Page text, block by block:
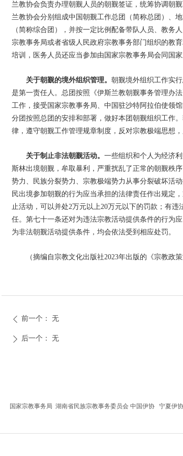
兰教协会负责办理朝觐人员的朝觐签证，统筹协调朝
兰教协会分别组成中国朝觐工作总团（简称总团）、
（简称综合团），并按一定比例配备带队人员、教务
宗教事务局或者省级人民政府宗教事务部门组织的教
培训，医务人员还应当参加由国家宗教事务局会同国
关于朝觐的境外组织管理。 朝觐境外组织工作实
是第一责任人。总团按照《伊斯兰教朝觐事务管理办
工作，接受国家宗教事务局、中国驻沙特阿拉伯使领
分团按照总团的安排和部署，做好本团朝觐组织工作
律，遵守朝觐工作管理规章制度，反对宗教极端思想，
关于制止非法朝觐活动。 一些组织和个人为经济
斯林出境朝觐，牟取暴利，严重扰乱了正常的朝觐秩
势力、民族分裂势力、宗教极端势力从事分裂破坏活
民出境参加朝觐的行为应当承担的法律责任作出规定
止活动，可以并处2万元以上20万元以下的罚款；有
任。第七十一条还对为违法宗教活动提供条件的行为
为非法朝觐活动提供条件，均会依法受到相应处罚。
（摘编自宗教文化出版社2023年出版的《宗教政策
ꄴ 前一个： 无
ꄲ 后一个： 无
国家宗教事务局 湖南省民族宗教事务委员会中国伊协 宁夏伊协